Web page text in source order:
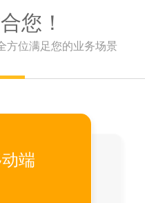
您！
方位满足您的业务场景
端